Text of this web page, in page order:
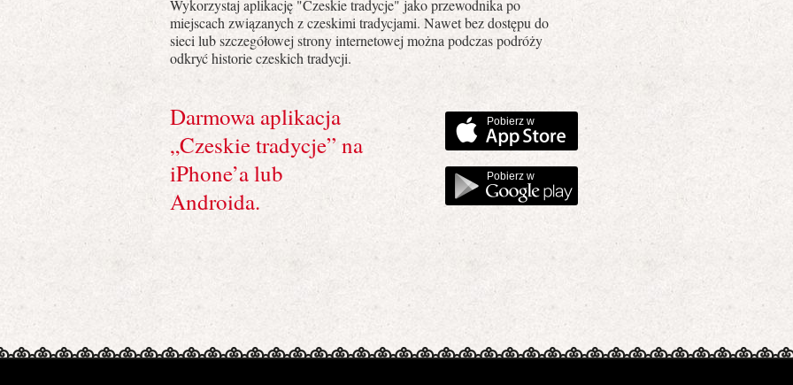
Wykorzystaj aplikację "Czeskie tradycje" jako przewodnika po
miejscach związanych z czeskimi tradycjami. Nawet bez dostępu do
sieci lub szczegółowej strony internetowej można podczas podróży
odkryć historie czeskich tradycji.
Darmowa aplikacja
„Czeskie tradycje” na
iPhone’a lub
Androida.
Pobierz w
Pobierz w